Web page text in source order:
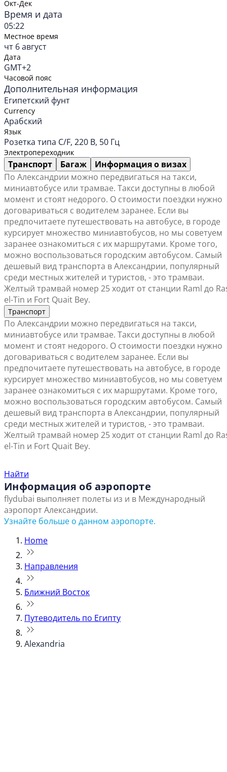
Окт-Дек
Время и дата
05:22
Местное время
чт 6 август
Дата
GMT+2
Часовой пояс
Дополнительная информация
Египетский фунт
Currency
Арабский
Язык
Розетка типа C/F, 220 В, 50 Гц
Электропереходник
Транспорт Багаж
Информация о визах
По Александрии можно передвигаться на такси,
миниавтобусе или трамвае. Такси доступны в любой
момент и стоят недорого. О стоимости поездки нужно
договариваться с водителем заранее. Если вы
предпочитаете путешествовать на автобусе, в городе
курсирует множество миниавтобусов, но мы советуем
заранее ознакомиться с их маршрутами. Кроме того,
можно воспользоваться городским автобусом. Самый
дешевый вид транспорта в Александрии, популярный
среди местных жителей и туристов, - это трамваи.
Желтый трамвай номер 25 ходит от станции Raml до
el-Tin и Fort Quait Bey.
Транспорт
По Александрии можно передвигаться на такси,
миниавтобусе или трамвае. Такси доступны в любой
момент и стоят недорого. О стоимости поездки нужно
договариваться с водителем заранее. Если вы
предпочитаете путешествовать на автобусе, в городе
курсирует множество миниавтобусов, но мы советуем
заранее ознакомиться с их маршрутами. Кроме того,
можно воспользоваться городским автобусом. Самый
дешевый вид транспорта в Александрии, популярный
среди местных жителей и туристов, - это трамваи.
Желтый трамвай номер 25 ходит от станции Raml до
el-Tin и Fort Quait Bey.
Найти
Информация об аэропорте
flydubai выполняет полеты из и в Международный
аэропорт Александрии.
Узнайте больше о данном аэропорте.
Home
Направления
Ближний Восток
Путеводитель по Египту
Alexandria